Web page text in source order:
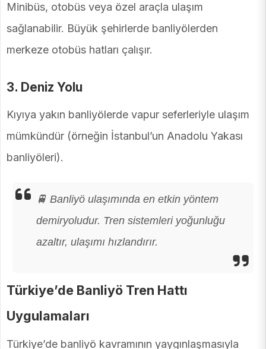
Minibüs, otobüs veya özel araçla ulaşım
sağlanabilir. Büyük şehirlerde banliyölerden
merkeze otobüs hatları çalışır.
3. Deniz Yolu
Kıyıya yakın banliyölerde vapur seferleriyle ulaşım
mümkündür (örneğin İstanbul’un Anadolu Yakası
banliyöleri).
🚆 Banliyö ulaşımında en etkin yöntem
demiryoludur. Tren sistemleri yoğunluğu
azaltır, ulaşımı hızlandırır.
Türkiye’de Banliyö Tren Hattı
Uygulamaları
Türkiye’de banliyö kavramının yaygınlaşmasıyla